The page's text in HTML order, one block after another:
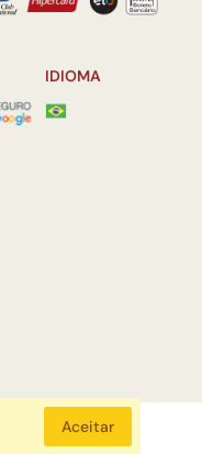
IDIOMA
Aceitar